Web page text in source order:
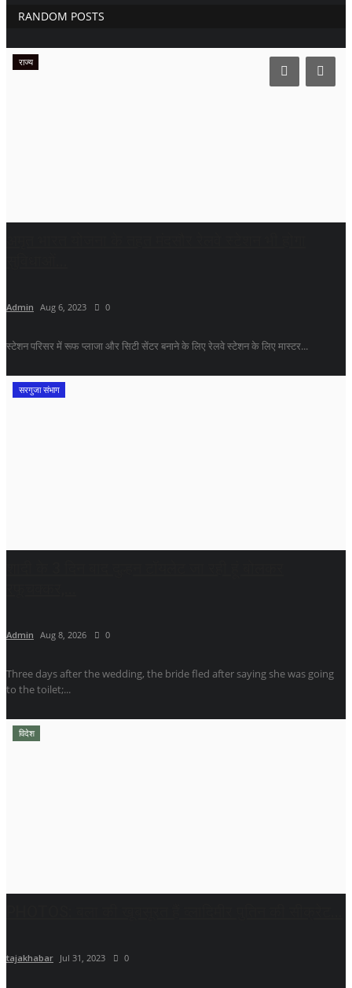
RANDOM POSTS
राज्य
Admin Aug 6, 2023 0
स्टेशन परिसर में रूफ प्लाजा और सिटी सेंटर बनाने के लिए रेलवे स्टेशन के लिए मास्टर...
सरगुजा संभाग
Admin Aug 8, 2026 0
Three days after the wedding, the bride fled after saying she was going
to the toilet;...
विदेश
tajakhabar Jul 31, 2023 0